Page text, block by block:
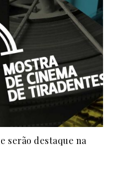
serão destaque na